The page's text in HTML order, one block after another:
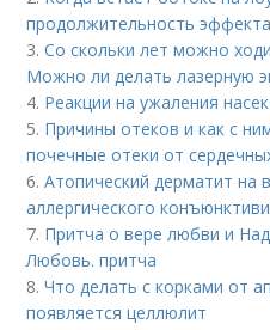
продолжительность
3.Со скольки лет можно
Можно ли делать лазерную
4. Реакции на ужаления
5. Причины отеков и как с
почечные отеки от
6.Атопический дерматит на
аллергического
7. Притча о вере любви и
Любовь. притча
8.Что делать с корками от
появляется целлюлит